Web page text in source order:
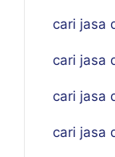
cari jasa
cari jasa
cari jasa
cari jasa